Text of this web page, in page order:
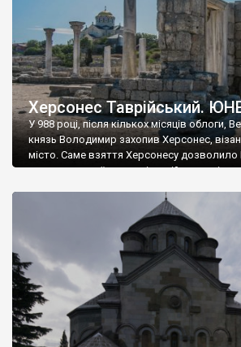
Херсонес Таврійський.
У 988 році, після кількох місяців облоги,
князь Володимир захопив Херсонес,
місто. Саме взяття Херсонесу
диктувати свої умови візантійському
Херсонесі Володимир-язичник, став
А потім було Хрещення Русі. На честь